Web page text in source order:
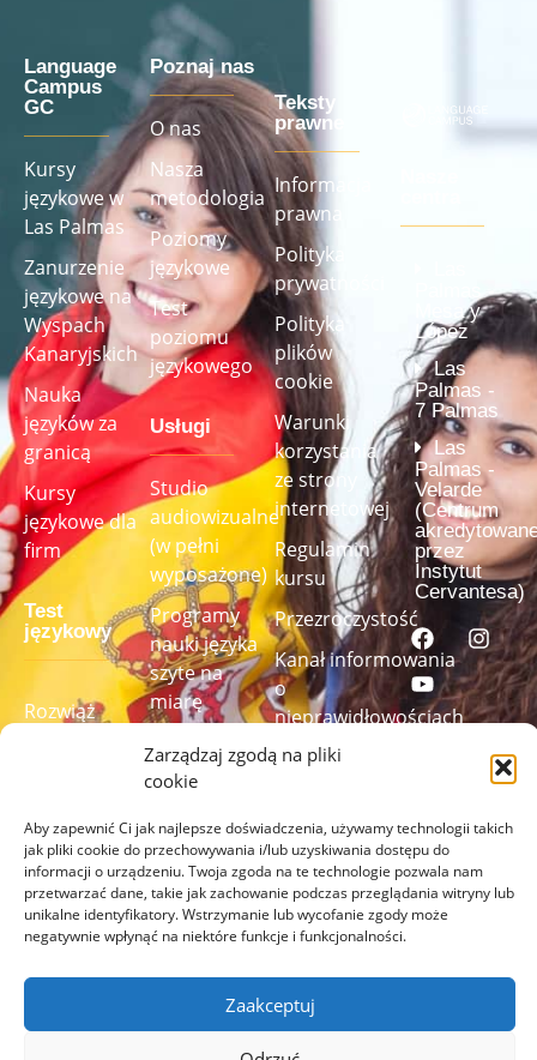
Zarządzaj zgodą na pliki
cookie
Aby zapewnić Ci jak najlepsze doświadczenia, używamy technologii takich
jak pliki cookie do przechowywania i/lub uzyskiwania dostępu do
informacji o urządzeniu. Twoja zgoda na te technologie pozwala nam
przetwarzać dane, takie jak zachowanie podczas przeglądania witryny lub
unikalne identyfikatory. Wstrzymanie lub wycofanie zgody może
negatywnie wpłynąć na niektóre funkcje i funkcjonalności.
Zaakceptuj
Language
Campus
GC
Kursy
językowe w
Las Palmas
Zanurzenie
językowe na
Wyspach
Kanaryjskich
Nauka
języków za
granicą
Kursy
językowe dla
firm
Test
językowy
Rozwiąż
sprawdzić
swój poziom
ZRÓB
TEST
TUTAJ
Poznaj nas
O nas
Nasza
metodologia
Poziomy
językowe
Test
poziomu
językowego
Usługi
Studio
audiowizualne
(w pełni
wyposażone)
Programy
nauki języka
szyte na
miarę
Teksty
prawne
Informacja
prawna
Polityka
prywatności
Polityka
plików
cookie
Warunki
korzystania
ze strony
internetowej
Regulamin
kursu
Przezroczystość
Kanał informowania
o
nieprawidłowościach
Palmas -
Mesa y
López
Las
Palmas -
7 Palmas
Las
Palmas -
Velarde
(Centrum
przez
Instytut
Cervantesa)